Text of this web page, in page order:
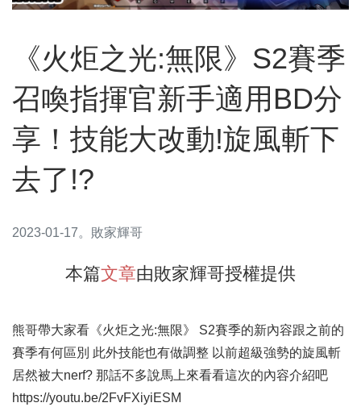
《火炬之光:無限》S2賽季
召喚指揮官新手適用BD分
享！技能大改動!旋風斬下
去了!?
2023-01-17。 敗家輝哥
本篇文章由敗家輝哥授權提供
熊哥帶大家看《火炬之光:無限》 S2賽季的新內容跟之前的
賽季有何區別 此外技能也有做調整 以前超級強勢的旋風斬
居然被大nerf? 那話不多說馬上來看看這次的內容介紹吧
https://youtu.be/2FvFXiyiESM